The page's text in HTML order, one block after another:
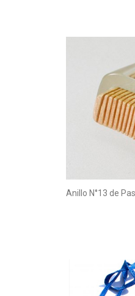
Anillo N°13 de